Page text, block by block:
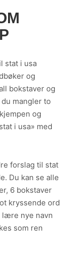
stat i usa
og
bokstaver og
mangler to
og
i usa» med
forslag til stat
Du kan se alle
6 bokstaver
kryssende ord
lære nye navn
som ren